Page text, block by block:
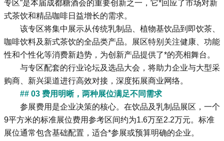
专区”是本届成都糖酒会的重要创新之一，它*回应了市场对新
式茶饮和精品咖啡日益增长的需求。
该专区将集中展示从传统乳制品、植物基饮品到即饮茶、
咖啡饮料及新式茶饮的全品类产品。展区特别关注健康、功能
性和个性化等消费新趋势，为创新产品提供了*的亮相舞台。
与专区配套的行业论坛及选品大会，将助力企业与大型采
购商、新兴渠道进行高效对接，深度拓展商业网络。
## 03 费用明晰，两种展位满足不同需求
参展费用是企业决策的核心。在饮品及乳制品展区，一个
9平方米的标准展位费用参考区间约为1.6万至2.2万元。标准
展位通常包含基础配置，适合*参展或预算明确的企业。